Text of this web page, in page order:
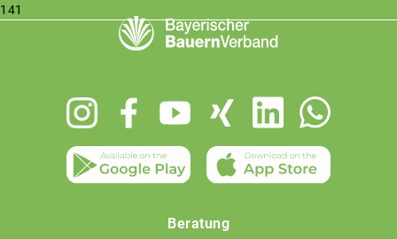
141
Beratung